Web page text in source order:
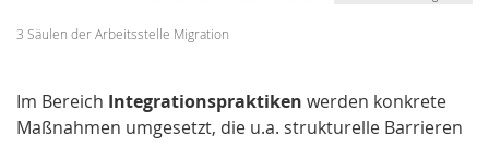
3 Säulen der Arbeitsstelle Migration
Im Bereich Integrationspraktiken werden konkrete
Maßnahmen umgesetzt, die u.a. strukturelle Barrieren